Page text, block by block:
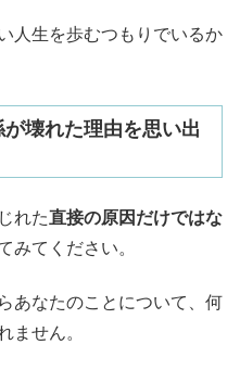
人生を歩むつもりでいるか
壊れた理由を思い出
れた直接の原因だけではな
みてください。
あなたのことについて、何
ません。